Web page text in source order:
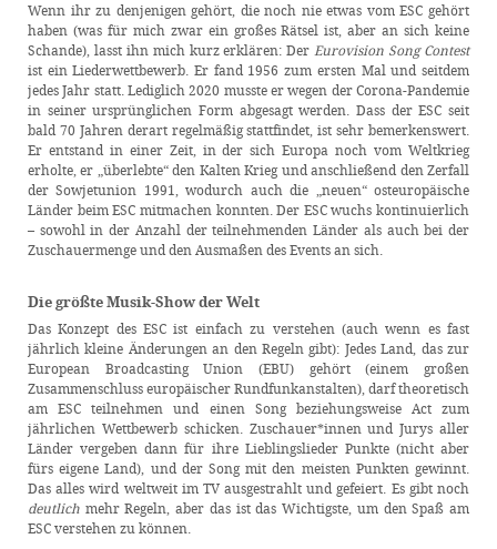
Wenn ihr zu denjenigen gehört, die noch nie etwas vom ESC gehört
haben (was für mich zwar ein großes Rätsel ist, aber an sich keine
Schande), lasst ihn mich kurz erklären: DerEurovision Song Contest
ist ein Liederwettbewerb. Er fand 1956 zum ersten Mal und seitdem
jedes Jahr statt. Lediglich 2020 musste er wegen der Corona-Pandemie
in seiner ursprünglichen Form abgesagt werden. Dass der ESC seit
bald 70 Jahren derart regelmäßig stattfindet, ist sehr bemerkenswert.
Er entstand in einer Zeit, in der sich Europa noch vom Weltkrieg
erholte, er „überlebte“ den Kalten Krieg und anschließend den Zerfall
der Sowjetunion 1991, wodurch auch die „neuen“ osteuropäische
Länder beim ESC mitmachen konnten. Der ESC wuchs kontinuierlich
– sowohl in der Anzahl der teilnehmenden Länder als auch bei der
Zuschauermenge und den Ausmaßen des Events an sich.
Die größte Musik-Show der Welt
Das Konzept des ESC ist einfach zu verstehen (auch wenn es fast
jährlich kleine Änderungen an den Regeln gibt): Jedes Land, das zur
European Broadcasting Union (EBU) gehört (einem großen
Zusammenschluss europäischer Rundfunkanstalten), darf theoretisch
am ESC teilnehmen und einen Song beziehungsweise Act zum
jährlichen Wettbewerb schicken. Zuschauer*innen und Jurys aller
Länder vergeben dann für ihre Lieblingslieder Punkte (nicht aber
fürs eigene Land), und der Song mit den meisten Punkten gewinnt.
Das alles wird weltweit im TV ausgestrahlt und gefeiert. Es gibt noch
deutlich mehr Regeln, aber das ist das Wichtigste, um den Spaß am
ESC verstehen zu können.